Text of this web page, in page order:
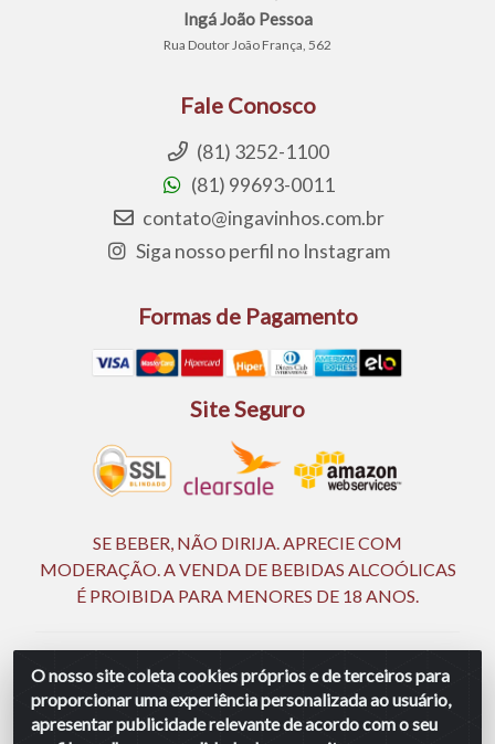
O nosso site coleta cookies próprios e de terceiros para
proporcionar uma experiência personalizada ao usuário,
apresentar publicidade relevante de acordo com o seu
Ingá João Pessoa
Rua Doutor João França, 562
Fale Conosco
(81) 3252-1100
(81) 99693-0011
contato@ingavinhos.com.br
Siga nosso perfil no Instagram
Formas de Pagamento
Site Seguro
SE BEBER, NÃO DIRIJA. APRECIE COM
MODERAÇÃO. A VENDA DE BEBIDAS ALCOÓLICAS
É PROIBIDA PARA MENORES DE 18 ANOS.
Ingá Distribuidora Ltda | CNPJ 05.390.477/0002-25 -
Rod BR 232, KM 18,5 - S/N - Manassu - CEP 54130-340 -
Jaboatão dos Guararapes/PE